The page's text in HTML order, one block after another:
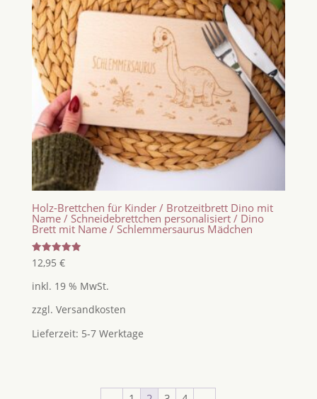
Holz-Brettchen für Kinder / Brotzeitbrett Dino mit
Name / Schneidebrettchen personalisiert / Dino
Brett mit Name / Schlemmersaurus Mädchen
Bewertet
mit
von 5
12,95 €
inkl. 19 % MwSt.
zzgl. Versandkosten
Lieferzeit: 5-7 Werktage